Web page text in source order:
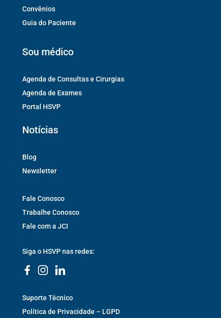
Convênios
Guia do Paciente
Sou médico
Agenda de Consultas e Cirurgias
Agenda de Exames
Portal HSVP
Notícias
Blog
Newsletter
Fale Conosco
Trabalhe Conosco
Fale com a JCI
Siga o HSVP nas redes:
Suporte Técnico
Política de Privacidade – LGPD